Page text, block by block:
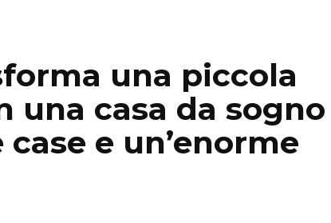
una piccola
una casa da sogno
e un’enorme